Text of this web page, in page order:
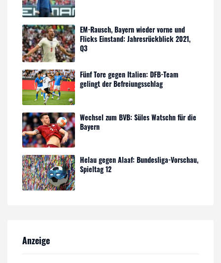
EM-Rausch, Bayern wieder vorne und
Flicks Einstand: Jahresrückblick 2021,
Q3
Fünf Tore gegen Italien: DFB-Team
gelingt der Befreiungsschlag
Wechsel zum BVB: Süles Watschn für die
Bayern
Helau gegen Alaaf: Bundesliga-Vorschau,
Spieltag 12
Anzeige